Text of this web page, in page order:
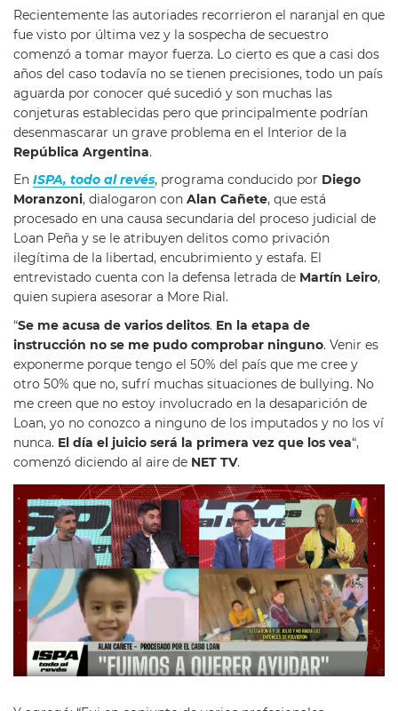
Recientemente las autoriades recorrieron el naranjal en que
fue visto por última vez y la sospecha de secuestro
comenzó a tomar mayor fuerza. Lo cierto es que a casi dos
años del caso todavía no se tienen precisiones, todo un país
aguarda por conocer qué sucedió y son muchas las
conjeturas establecidas pero que principalmente podrían
desenmascarar un grave problema en el Interior de la
República Argentina.
En ISPA, todo al revés, programa conducido por Diego
Moranzoni, dialogaron con Alan Cañete, que está
procesado en una causa secundaria del proceso judicial de
Loan Peña y se le atribuyen delitos como privación
ilegítima de la libertad, encubrimiento y estafa. El
entrevistado cuenta con la defensa letrada de Martín Leiro,
quien supiera asesorar a More Rial.
“Se me acusa de varios delitos. En la etapa de
instrucción no se me pudo comprobar ninguno. Venir es
exponerme porque tengo el 50% del país que me cree y
otro 50% que no, sufrí muchas situaciones de bullying. No
me creen que no estoy involucrado en la desaparición de
Loan, yo no conozco a ninguno de los imputados y no los ví
nunca. El día el juicio será la primera vez que los vea“,
comenzó diciendo al aire de NET TV.